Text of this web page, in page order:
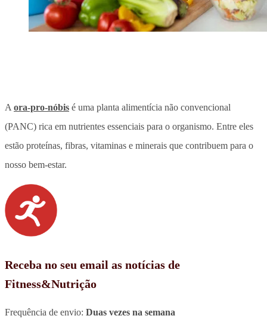
A ora-pro-nóbis é uma planta alimentícia não convencional
(PANC) rica em nutrientes essenciais para o organismo. Entre eles
estão proteínas, fibras, vitaminas e minerais que contribuem para o
nosso bem-estar.
Receba no seu email as notícias de
Fitness&Nutrição
Frequência de envio: Duas vezes na semana